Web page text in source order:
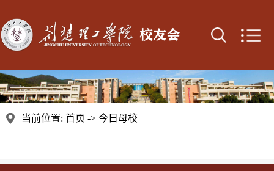
当前位置: 首页 -> 今日母校